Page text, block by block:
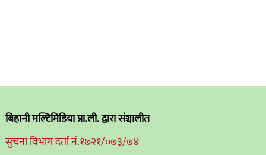
बिहानी मल्टिमिडिया प्रा.ली. द्वारा संञ्चालीत
सुचना विभाग दर्ता नं.१७२१/०७३/७४